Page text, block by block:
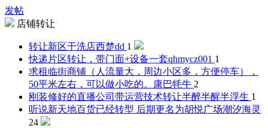
发帖
店铺转让
转让新区干洗店西楚dd 1
快递片区转让，带门面+设备一套qhmycz001 1
求租临街商铺（人流量大，周边小区多，方便停车），
50平米左右，可以做小吃的。
康巴牦牛 2
刚装修好的直播公司带运营技术转让半醉半醒半浮生 1
听说新天地百货已经转型 后期更名为胡悦广场潮汐海灵
24